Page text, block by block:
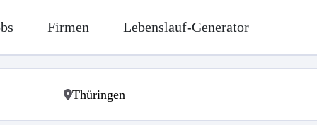
Firmen Lebenslauf-Generator